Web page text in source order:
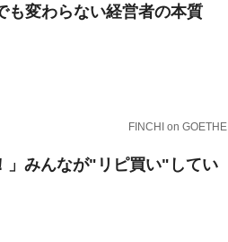
も変わらない経営者の本質
FINCHI on GOETHE
」みんなが"リピ買い"してい